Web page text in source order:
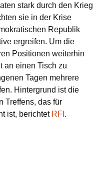
stark durch den Krieg
sie in der Krise
Republik
ergreifen. Um die
Positionen weiterhin
an einen Tisch zu
Tagen mehrere
Hintergrund ist die
Treffens, das für
ist, berichtet RFI .
die Gespräche zwischen